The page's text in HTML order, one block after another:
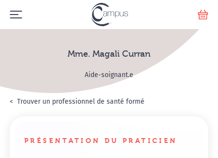
Mme. Magali Curran
Aide-soignant.e
Accueil
Annuaire Hypnosanté
Trouver un professionnel de santé formé
PRÉSENTATION DU PRATICIEN